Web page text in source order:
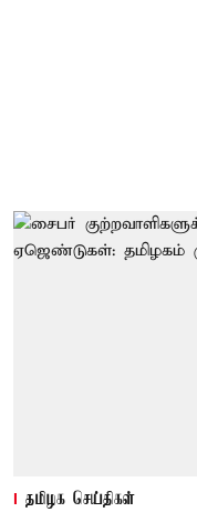
தமிழக செய்திகள்